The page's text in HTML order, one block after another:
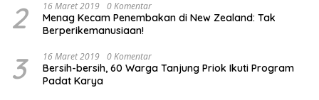
2 16 Maret 2019 0 Komentar
Menag Kecam Penembakan di New Zealand: Tak
Berperikemanusiaan!
3 16 Maret 2019 0 Komentar
Bersih-bersih, 60 Warga Tanjung Priok Ikuti Program
Padat Karya